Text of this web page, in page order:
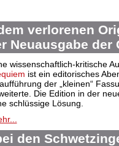
verlorenen
Neuausgabe
wissenschaftlich-kritische
ist ein editorisches
der „kleinen“
Die Edition in der
schlüssige Lösung.
den